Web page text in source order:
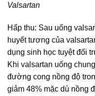
Valsartan
Hấp thu: Sau uống
huyết tương của
dụng sinh học tuyệt đối
Khi valsartan uống
đường cong nồng độ
giảm 48% mặc dù nồng